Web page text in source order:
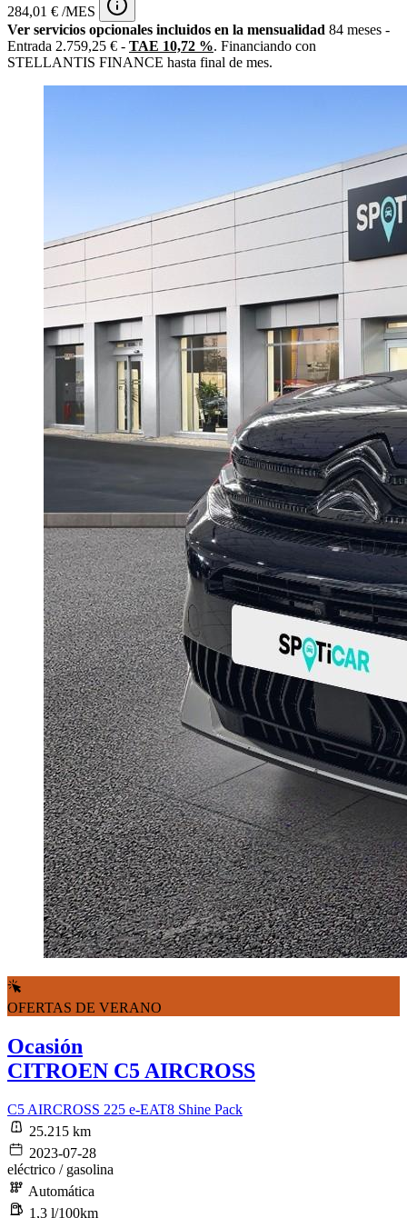
284,01 € /MES
Ver servicios opcionales incluidos en la mensualidad 84 meses -
Entrada 2.759,25 € - TAE 10,72 %. Financiando con
STELLANTIS FINANCE hasta final de mes.
OFERTAS DE VERANO
Ocasión
CITROEN C5 AIRCROSS
C5 AIRCROSS 225 e-EAT8 Shine Pack
25.215 km
2023-07-28
eléctrico / gasolina
Automática
1,3 l/100km